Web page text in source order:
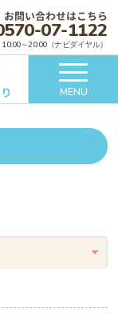
お問い合わせはこちら
07-1122
10:00～20:00（ナビダイヤル）
MENU